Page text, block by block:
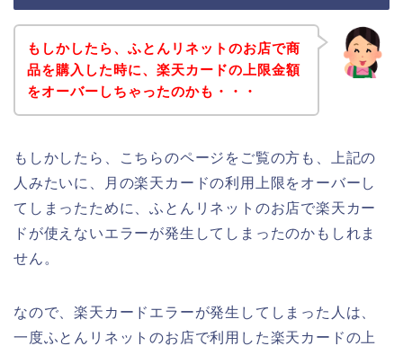
もしかしたら、ふとんリネットのお店で商
品を購入した時に、楽天カードの上限金額
をオーバーしちゃったのかも・・・
もしかしたら、こちらのページをご覧の方も、上記の
人みたいに、月の楽天カードの利用上限をオーバーし
てしまったために、ふとんリネットのお店で楽天カー
ドが使えないエラーが発生してしまったのかもしれま
せん。
なので、楽天カードエラーが発生してしまった人は、
一度ふとんリネットのお店で利用した楽天カードの上